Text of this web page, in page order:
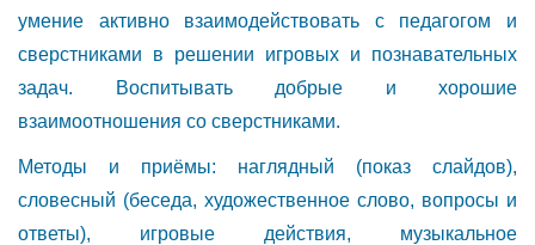
умение активно взаимодействовать с педагогом и
сверстниками в решении игровых и познавательных
задач. Воспитывать добрые и хорошие
взаимоотношения со сверстниками.
Методы и приёмы: наглядный (показ слайдов),
словесный (беседа, художественное слово, вопросы и
ответы), игровые действия, музыкальное